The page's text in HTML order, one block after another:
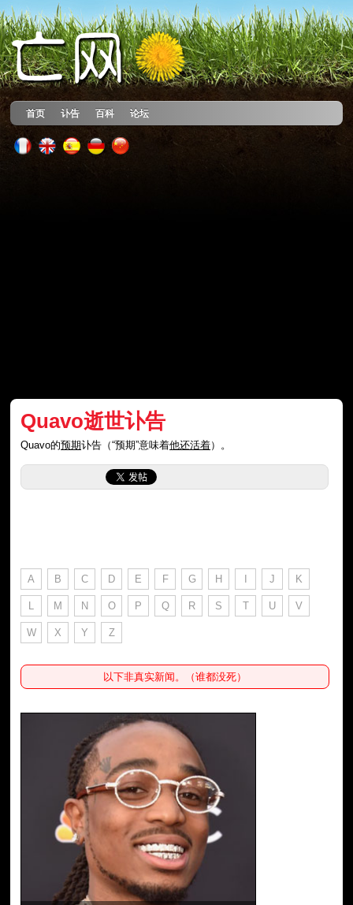
首页 讣告 百科 论坛
Quavo逝世讣告
Quavo的预期讣告（“预期”意味着他还活着）。
A B C D E F G H I J K
L M N O P Q R S T U V
W X Y Z
以下非真实新闻。（谁都没死）